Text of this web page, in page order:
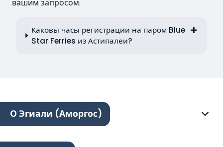
вашим запросом.
Каковы часы регистрации на паром Blue
Star Ferries из Астипалеи?
О Эгиали (Аморгос)